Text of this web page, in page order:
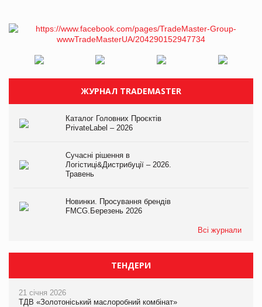
ЖУРНАЛ TRADEMASTER
Каталог Головних Проєктів
PrivateLabel – 2026
Сучасні рішення в
Логістиці&Дистрибуції – 2026.
Травень
Новинки. Просування брендів
FMCG.Березень 2026
Всі журнали
ТЕНДЕРИ
21 січня 2026
ТДВ «Золотоніський маслоробний комбінат»